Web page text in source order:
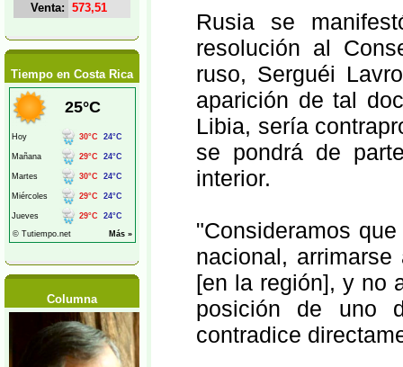
Venta: 573,51
Tiempo en Costa Rica
Columna
Rusia se
resolución al
ruso, Serguéi
aparición de tal
Libia, sería
se pondrá de
interior.
"Consideramos
nacional,
[en la región], y no
posición de uno
contradice